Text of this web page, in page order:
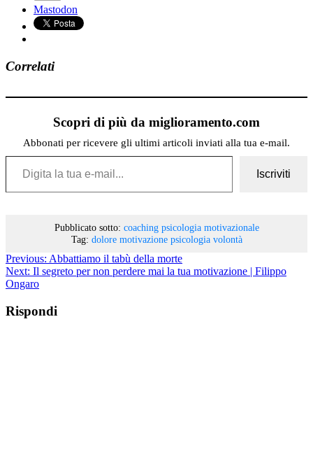
Mastodon
Correlati
Scopri di più da miglioramento.com
Abbonati per ricevere gli ultimi articoli inviati alla tua e-mail.
Digita la tua e-mail...
Iscriviti
Pubblicato sotto: coaching psicologia motivazionale
Tag: dolore motivazione psicologia volontà
Previous: Abbattiamo il tabù della morte
Next: Il segreto per non perdere mai la tua motivazione | Filippo
Ongaro
Rispondi